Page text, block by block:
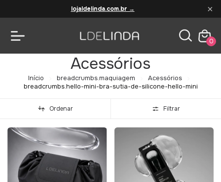
lojaldelinda.com.br → ×
0
Acessórios
Início breadcrumbs.maquiagem
Acessórios
breadcrumbs.hello-mini-bra-sutia-de-silicone-hello-mini
Ordenar Filtrar